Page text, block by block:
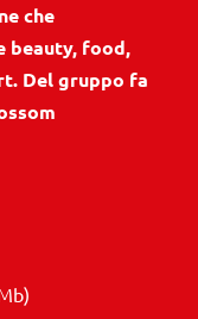
che
beauty, food,
Del gruppo fa